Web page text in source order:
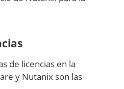
de licencias en la
y Nutanix son las